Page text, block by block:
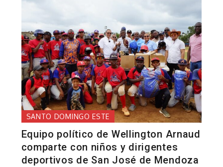
SANTO DOMINGO ESTE
Equipo político de Wellington Arnaud
comparte con niños y dirigentes
deportivos de San José de Mendoza